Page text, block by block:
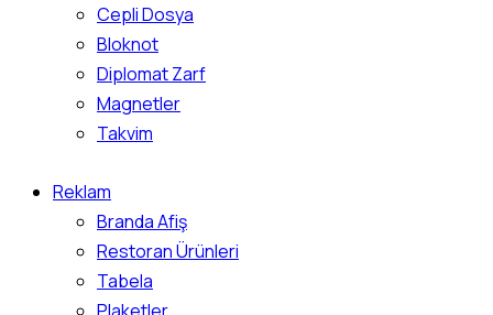
Cepli Dosya
Bloknot
Diplomat Zarf
Magnetler
Takvim
Reklam
Branda Afiş
Restoran Ürünleri
Tabela